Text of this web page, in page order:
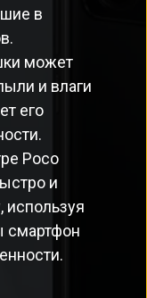
в
может
и влаги
его
Poco
и
используя
смартфон